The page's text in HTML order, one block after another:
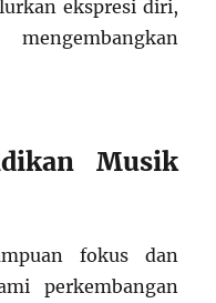
ekspresi diri,
Musik
fokus dan
perkembangan